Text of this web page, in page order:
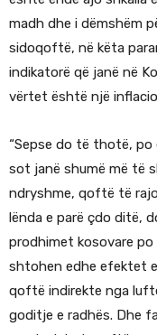
madh dhe i dëmshëm
sidoqoftë, në këta
indikatorë që janë në
vërtet është një
“Sepse do të thotë, po
sot janë shumë më të
ndryshme, qoftë të
lënda e parë çdo ditë,
prodhimet kosovare po
shtohen edhe efektet
qoftë indirekte nga
goditje e radhës. Dhe